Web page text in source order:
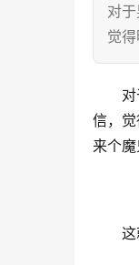
对
觉
信，
来个